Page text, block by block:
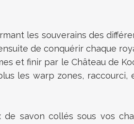
les souverains des
de conquérir chaque
et finir par le Château de
les warp zones, raccourci,
savon collés sous vos